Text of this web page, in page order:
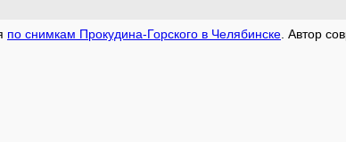
по снимкам Прокудина-Горского в Челябинске. Автор